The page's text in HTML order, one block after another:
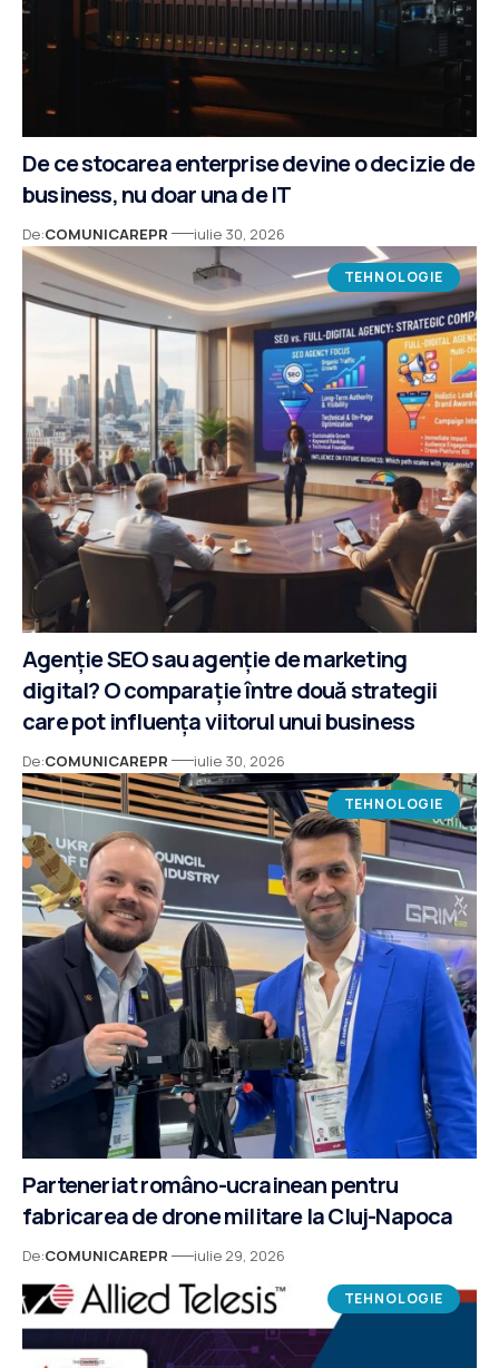
De ce stocarea enterprise devine o decizie de
business, nu doar una de IT
De:COMUNICAREPR iulie 30, 2026
TEHNOLOGIE
Agenție SEO sau agenție de marketing
digital? O comparație între două strategii
care pot influența viitorul unui business
De:COMUNICAREPR iulie 30, 2026
TEHNOLOGIE
Parteneriat româno-ucrainean pentru
fabricarea de drone militare la Cluj-Napoca
De:COMUNICAREPR iulie 29, 2026
TEHNOLOGIE